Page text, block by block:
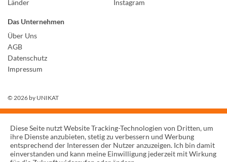
Länder
Instagram
Das Unternehmen
Über Uns
AGB
Datenschutz
Impressum
© 2026 by UNIKAT
Diese Seite nutzt Website Tracking-Technologien von Dritten, um
ihre Dienste anzubieten, stetig zu verbessern und Werbung
entsprechend der Interessen der Nutzer anzuzeigen. Ich bin damit
einverstanden und kann meine Einwilligung jederzeit mit Wirkung